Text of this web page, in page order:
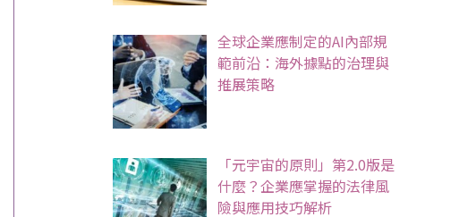
全球企業應制定的AI內部規
範前沿：海外據點的治理與
推展策略
「元宇宙的原則」第2.0版是
什麼？企業應掌握的法律風
險與應用技巧解析